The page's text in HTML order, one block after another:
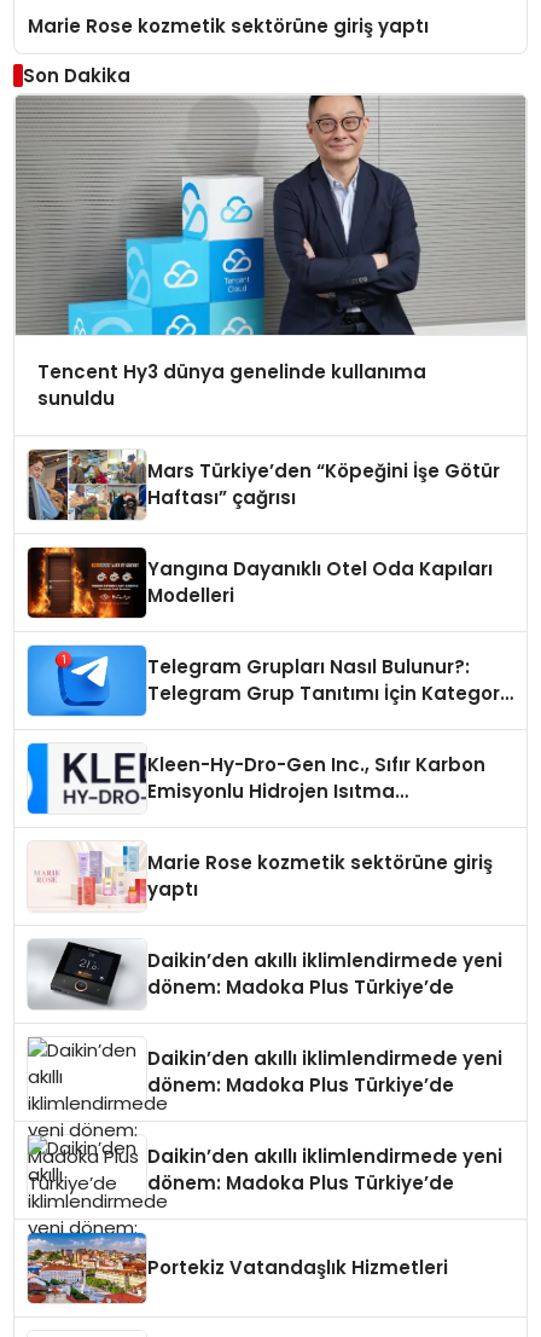
Marie Rose kozmetik sektörüne giriş yaptı
Son Dakika
Tencent Hy3 dünya genelinde kullanıma
sunuldu
Mars Türkiye’den “Köpeğini İşe Götür
Haftası” çağrısı
Yangına Dayanıklı Otel Oda Kapıları
Modelleri
Telegram Grupları Nasıl Bulunur?:
Telegram Grup Tanıtımı İçin Kategori
Kleen-Hy-Dro-Gen Inc., Sıfır Karbon
Emisyonlu Hidrojen Isıtma
Marie Rose kozmetik sektörüne giriş
yaptı
Daikin’den akıllı iklimlendirmede yeni
dönem: Madoka Plus Türkiye’de
Daikin’den akıllı iklimlendirmede yeni
dönem: Madoka Plus Türkiye’de
Daikin’den akıllı iklimlendirmede yeni
dönem: Madoka Plus Türkiye’de
Portekiz Vatandaşlık Hizmetleri